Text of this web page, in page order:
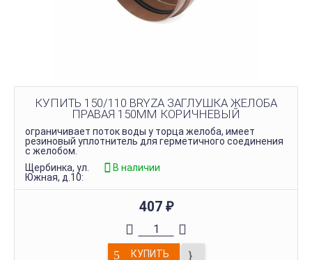
КУПИТЬ 150/110 BRYZA ЗАГЛУШКА ЖЕЛОБА
ПРАВАЯ 150ММ КОРИЧНЕВЫЙ
ограничивает поток воды у торца желоба, имеет
резиновый уплотнитель для герметичного соединения
с желобом.
Щербинка, ул.
Южная, д.10:
В наличии
407 ₽
КУПИТЬ